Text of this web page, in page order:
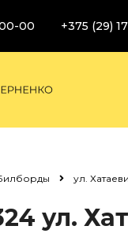
00 +375 (29)
ул.
ул.